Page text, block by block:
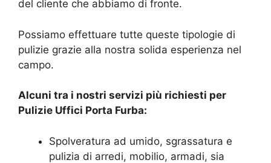
del cliente che abbiamo di fronte.
Possiamo effettuare tutte queste tipologie di
pulizie grazie alla nostra solida esperienza nel
campo.
Alcuni tra i nostri servizi più richiesti per
Pulizie Uffici Porta Furba:
Spolveratura ad umido, sgrassatura e
pulizia di arredi, mobilio, armadi, sia